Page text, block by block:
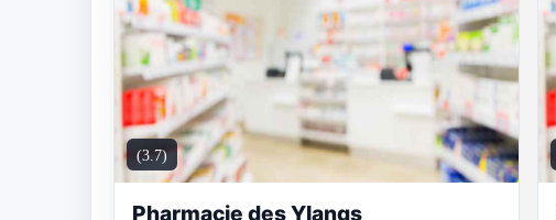
(3.7)
Pharmacie des Ylangs